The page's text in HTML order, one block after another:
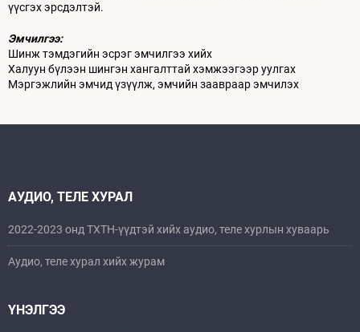
үүсгэх эрсдэлтэй.
Эмчилгээ:
Шинж тэмдэгийн эсрэг эмчилгээ хийх
Халуун бүлээн шингэн хангалттай хэмжээгээр уулгах
Мэргэжлийн эмчид үзүүлж, эмчийн заавраар эмчилэх
АУДИО, ТЕЛЕ ХУРАЛ
2022-2023 онд ТХТН-үүдтэй хийх аудио, теле хурлын хуваарь
Аудио, теле хурал хийх журам
ҮНЭЛГЭЭ